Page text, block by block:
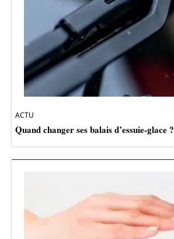
ACTU
Quand changer ses balais d’essuie-glace ?